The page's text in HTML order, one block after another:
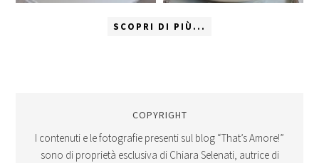
SCOPRI DI PIÙ...
COPYRIGHT
I contenuti e le fotografie presenti sul blog “That’s Amore!”
sono di proprietà esclusiva di Chiara Selenati, autrice di